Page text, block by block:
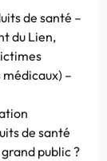
de santé –
du Lien,
–
de santé
public ?